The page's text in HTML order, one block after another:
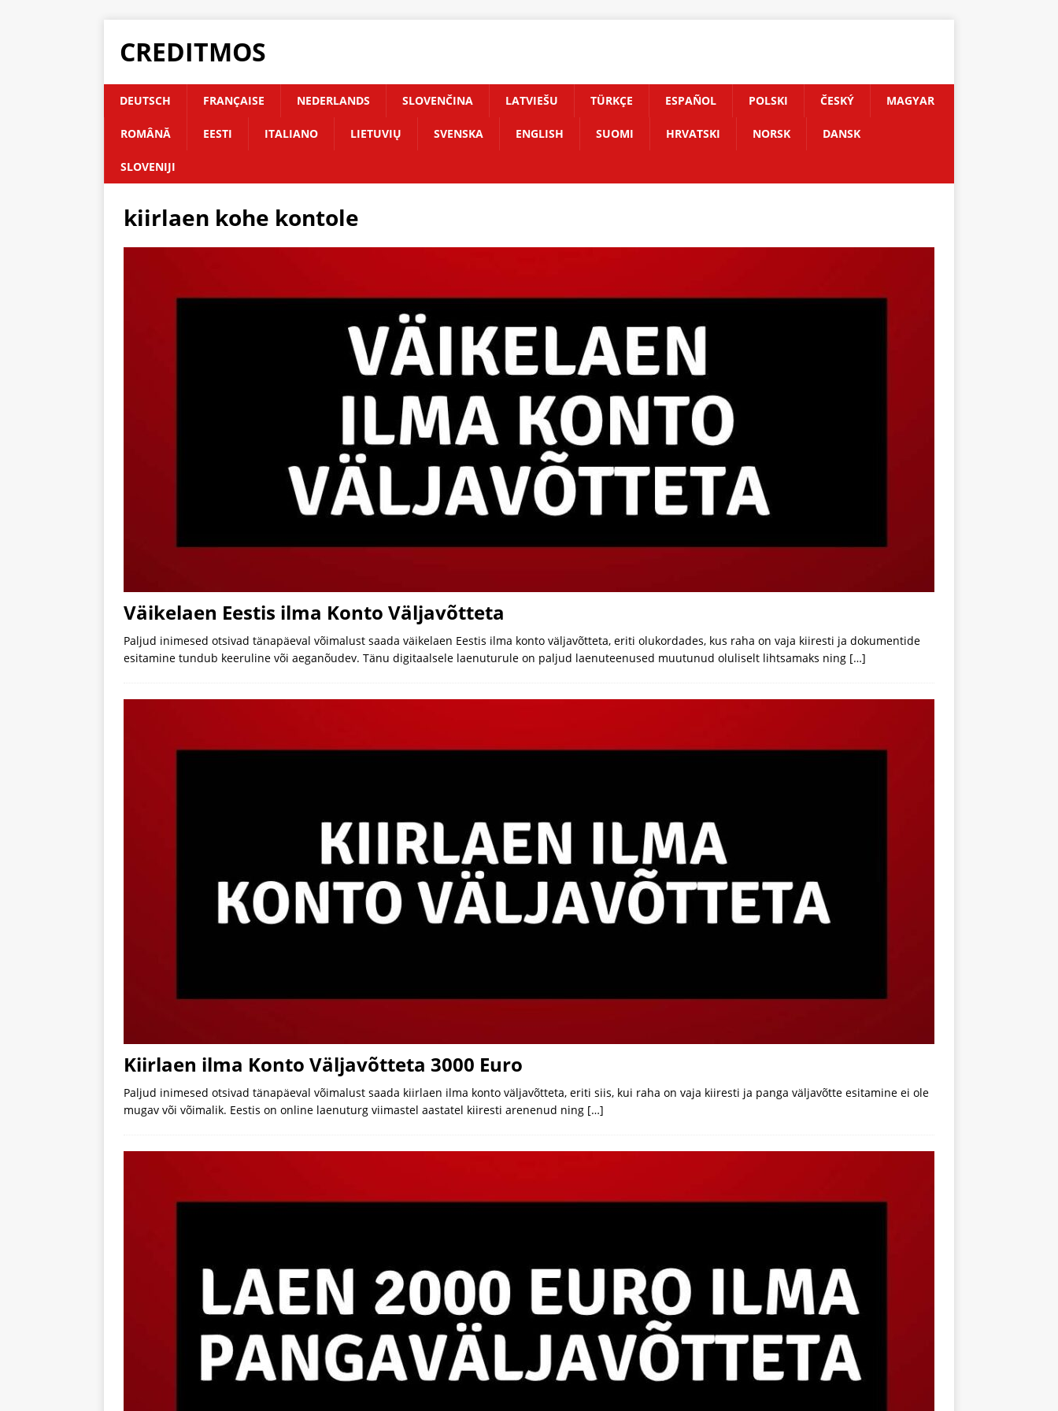
CREDITMOS
DEUTSCH FRANÇAISE NEDERLANDS SLOVENČINA LATVIEŠU TÜRKÇE ESPAÑOL POLSKI ČESKÝ MAGYAR
ROMÂNĂ EESTI ITALIANO LIETUVIŲ SVENSKA ENGLISH SUOMI HRVATSKI NORSK DANSK
SLOVENIJI
kiirlaen kohe kontole
Väikelaen Eestis ilma Konto Väljavõtteta
Paljud inimesed otsivad tänapäeval võimalust saada väikelaen Eestis ilma konto väljavõtteta, eriti olukordades, kus raha on vaja kiiresti ja dokumentide
esitamine tundub keeruline või aeganõudev. Tänu digitaalsele laenuturule on paljud laenuteenused muutunud oluliselt lihtsamaks ning […]
Kiirlaen ilma Konto Väljavõtteta 3000 Euro
Paljud inimesed otsivad tänapäeval võimalust saada kiirlaen ilma konto väljavõtteta, eriti siis, kui raha on vaja kiiresti ja panga väljavõtte esitamine ei ole
mugav või võimalik. Eestis on online laenuturg viimastel aastatel kiiresti arenenud ning […]